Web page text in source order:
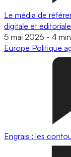
Le média de
digitale et éditoriale
5 mai 2026 - 4 min
Europe Politique
Engrais : les